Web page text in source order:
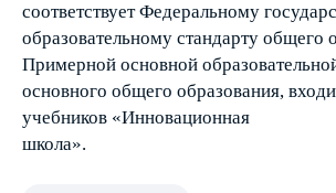
соответствует Федеральному
образовательному стандарту общего
Примерной основной
основного общего образования,
учебников «Инновационная
школа».